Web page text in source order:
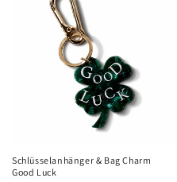
Schlüsselanhänger & Bag Charm
Good Luck